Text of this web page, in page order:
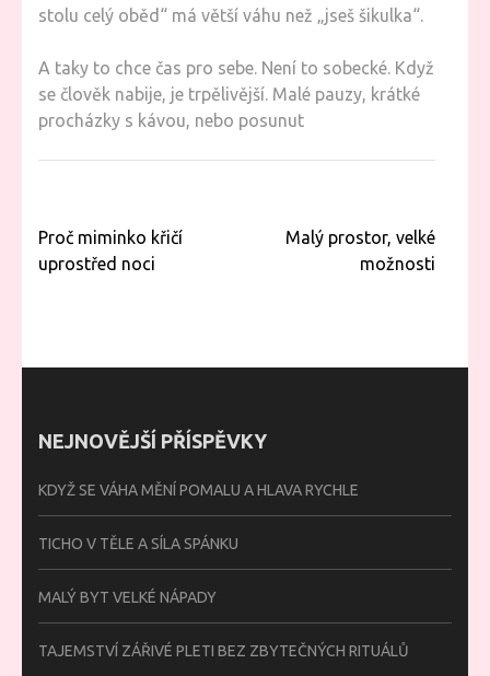
stolu celý oběd“ má větší váhu než „jseš šikulka“.
A taky to chce čas pro sebe. Není to sobecké. Když
se člověk nabije, je trpělivější. Malé pauzy, krátké
procházky s kávou, nebo posunut
Navigace
pro
Proč miminko křičí
uprostřed noci
Malý prostor, velké
možnosti
NEJNOVĚJŠÍ PŘÍSPĚVKY
KDYŽ SE VÁHA MĚNÍ POMALU A HLAVA RYCHLE
TICHO V TĚLE A SÍLA SPÁNKU
MALÝ BYT VELKÉ NÁPADY
TAJEMSTVÍ ZÁŘIVÉ PLETI BEZ ZBYTEČNÝCH RITUÁLŮ